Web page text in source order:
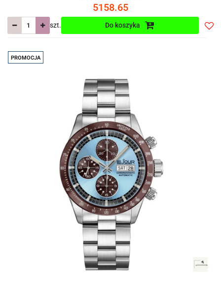
5158.65
szt. Do koszyka
PROMOCJA